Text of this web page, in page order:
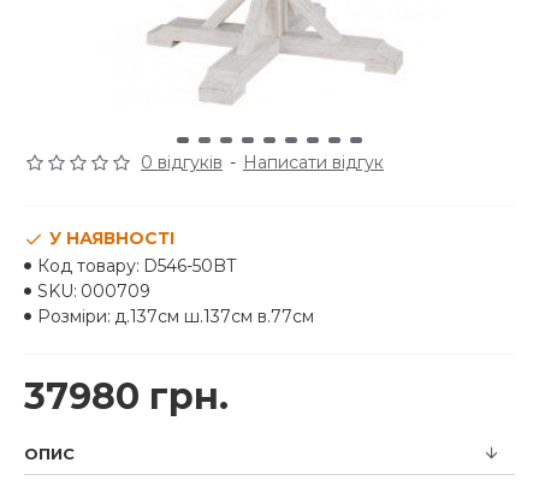
0 відгуків - Написати відгук
37980 грн.
У НАЯВНОСТІ
Код товару: D546-50BT
SKU: 000709
Розміри: д.137см ш.137см в.77см
ОПИС